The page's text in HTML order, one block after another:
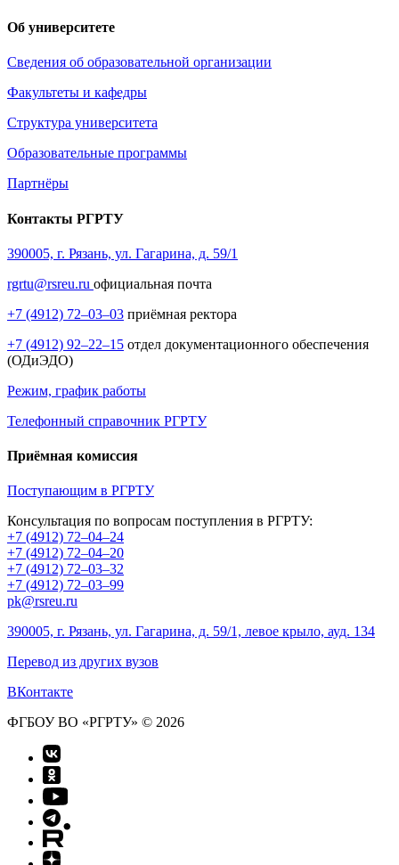
Об университете
Сведения об образовательной организации
Факультеты и кафедры
Структура университета
Образовательные программы
Партнёры
Контакты РГРТУ
390005, г. Рязань, ул. Гагарина, д. 59/1
rgrtu@rsreu.ru официальная почта
+7 (4912) 72–03–03 приёмная ректора
+7 (4912) 92–22–15 отдел документационного обеспечения
(ОДиЭДО)
Режим, график работы
Телефонный справочник РГРТУ
Приёмная комиссия
Поступающим в РГРТУ
Консультация по вопросам поступления в РГРТУ:
+7 (4912) 72–04–24
+7 (4912) 72–04–20
+7 (4912) 72–03–32
+7 (4912) 72–03–99
pk@rsreu.ru
390005, г. Рязань, ул. Гагарина, д. 59/1, левое крыло, ауд. 134
Перевод из других вузов
ВКонтакте
ФГБОУ ВО «РГРТУ» © 2026